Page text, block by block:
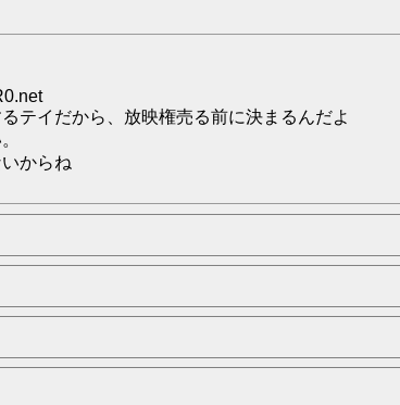
テイだから、放映権売る前に決まるんだよ
からね